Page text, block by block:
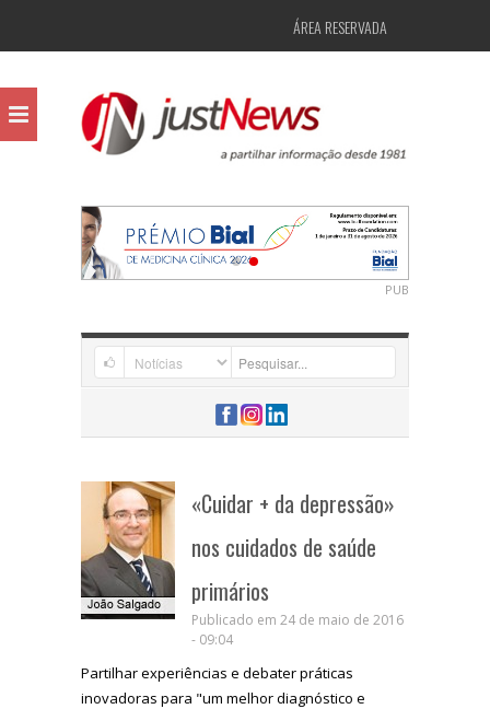
ÁREA RESERVADA
PUB
«Cuidar + da depressão»
nos cuidados de saúde
primários
Publicado em 24 de maio de 2016
- 09:04
Partilhar experiências e debater práticas
inovadoras para "um melhor diagnóstico e